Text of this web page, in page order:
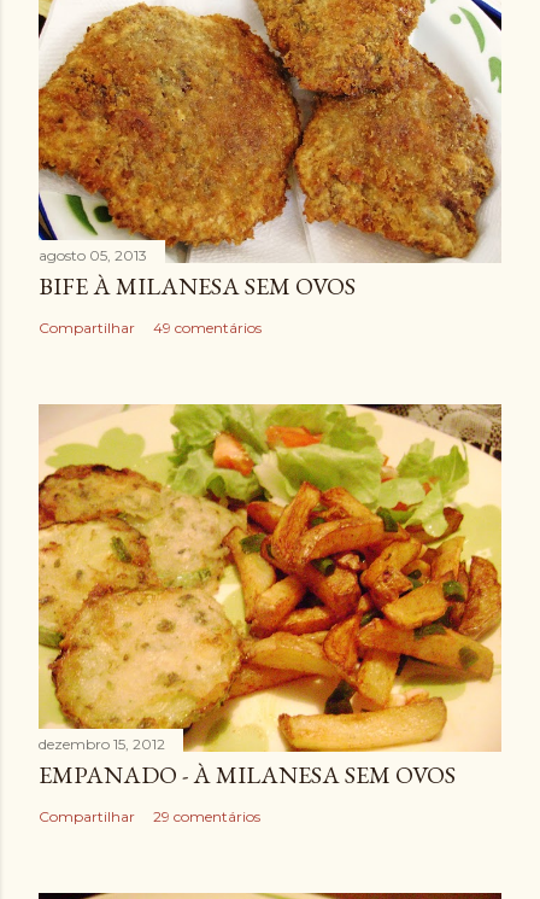
agosto 05, 2013
BIFE À MILANESA SEM OVOS
Compartilhar 49 comentários
dezembro 15, 2012
EMPANADO - À MILANESA SEM OVOS
Compartilhar 29 comentários